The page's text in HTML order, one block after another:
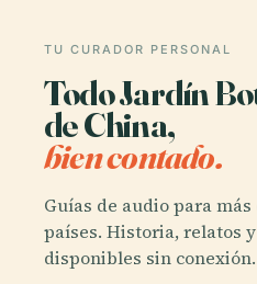
TU CURADOR PERSONAL
Todo Jardín
de China,
bien contado.
Guías de audio para más
países. Historia, relatos
disponibles sin conexión.